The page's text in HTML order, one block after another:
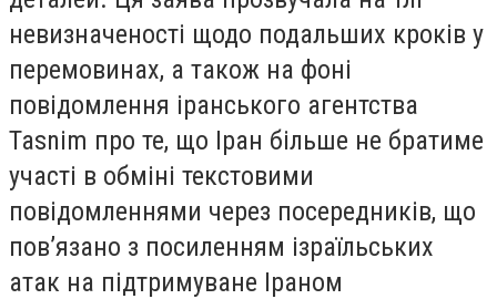
невизначеності щодо подальших кроків у
перемовинах, а також на фоні
повідомлення іранського агентства
Tasnim про те, що Іран більше не братиме
участі в обміні текстовими
повідомленнями через посередників, що
пов’язано з посиленням ізраїльських
атак на підтримуване Іраном